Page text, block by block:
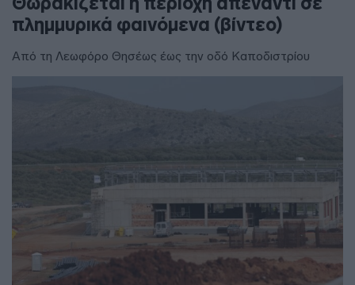
πλημμυρικά φαινόμενα (βίντεο)
Από τη Λεωφόρο Θησέως έως την οδό Καποδιστρίου